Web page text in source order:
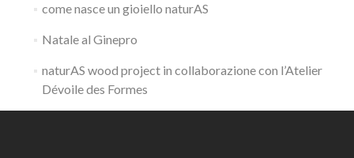
come nasce un gioiello naturAS
Natale al Ginepro
naturAS wood project in collaborazione con l’Atelier
Dévoile des Formes